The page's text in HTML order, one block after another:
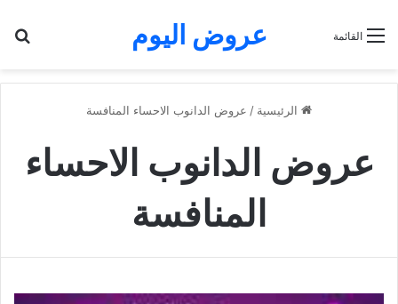
عروض اليوم القائمة
الرئيسية / عروض الدانوب الاحساء المنافسة
عروض الدانوب الاحساء
المنافسة